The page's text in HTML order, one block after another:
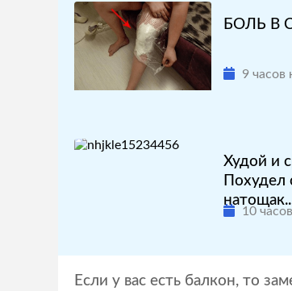
БОЛЬ В
9 часов
Худой и
Похудел
10
Если у вас есть балкон, то